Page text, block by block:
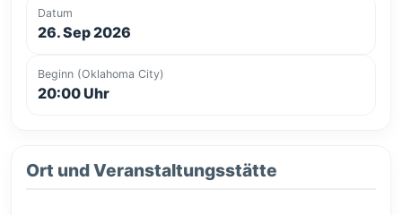
Datum
26. Sep 2026
Beginn (Oklahoma City)
20:00 Uhr
Ort und Veranstaltungsstätte